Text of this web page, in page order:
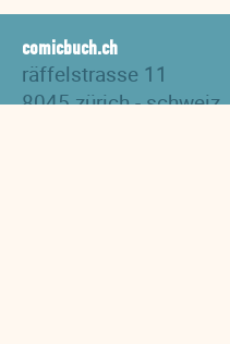
comicbuch.ch
räffelstrasse 11
8045 zürich - schweiz